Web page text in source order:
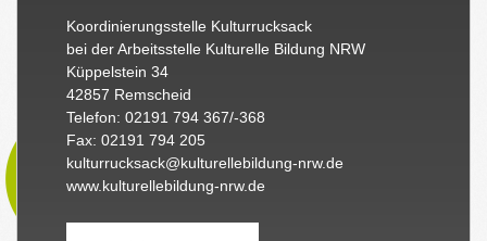
Koordinierungsstelle Kulturrucksack
bei der Arbeitsstelle Kulturelle Bildung NRW
Küppelstein 34
42857 Remscheid
Telefon: 02191 794 367/-368
Fax: 02191 794 205
kulturrucksack@kulturellebildung-nrw.de
www.kulturellebildung-nrw.de